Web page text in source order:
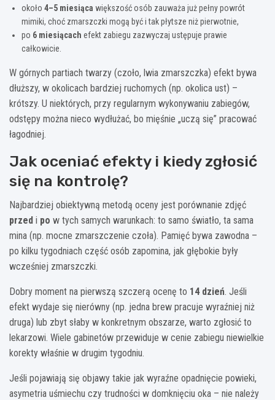
około 4–5 miesiąca większość osób zauważa już pełny powrót
mimiki, choć zmarszczki mogą być i tak płytsze niż pierwotnie,
po 6 miesiącach efekt zabiegu zazwyczaj ustępuje prawie
całkowicie.
W górnych partiach twarzy (czoło, lwia zmarszczka) efekt bywa
dłuższy, w okolicach bardziej ruchomych (np. okolica ust) –
krótszy. U niektórych, przy regularnym wykonywaniu zabiegów,
odstępy można nieco wydłużać, bo mięśnie „uczą się” pracować
łagodniej.
Jak oceniać efekty i kiedy zgłosić
się na kontrolę?
Najbardziej obiektywną metodą oceny jest porównanie zdjęć
przed i po w tych samych warunkach: to samo światło, ta sama
mina (np. mocne zmarszczenie czoła). Pamięć bywa zawodna –
po kilku tygodniach część osób zapomina, jak głębokie były
wcześniej zmarszczki.
Dobry moment na pierwszą szczerą ocenę to 14 dzień. Jeśli
efekt wydaje się nierówny (np. jedna brew pracuje wyraźniej niż
druga) lub zbyt słaby w konkretnym obszarze, warto zgłosić to
lekarzowi. Wiele gabinetów przewiduje w cenie zabiegu niewielkie
korekty właśnie w drugim tygodniu.
Jeśli pojawiają się objawy takie jak wyraźne opadnięcie powieki,
asymetria uśmiechu czy trudności w domknięciu oka – nie należy